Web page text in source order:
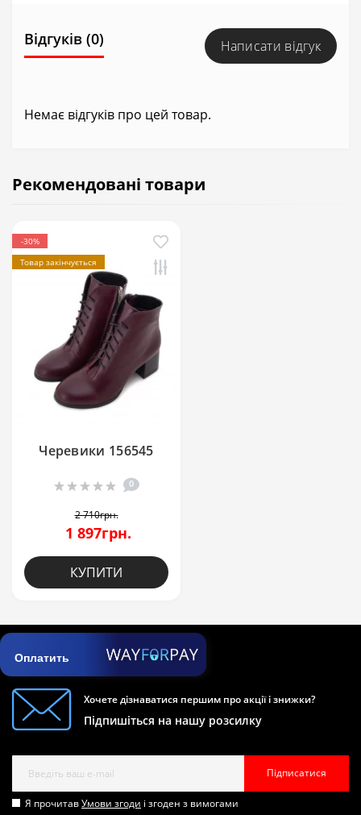
Відгуків (0) Написати відгук
Немає відгуків про цей товар.
Рекомендовані товари
-30%
Товар закінчується
Черевики 156545
0
2 710грн.
1 897грн.
КУПИТИ
Оплатить
Хочете дізнаватися першим про акції і знижки?
Підпишіться на нашу розсилку
Підписатися
Я прочитавУмови згоди і згоден з вимогами